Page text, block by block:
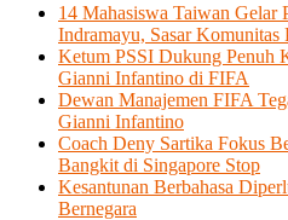
14 Mahasiswa Taiwan Gelar
Indramayu, Sasar Komunitas
Ketum PSSI Dukung Penuh
Gianni Infantino di FIFA
Dewan Manajemen FIFA
Gianni Infantino
Coach Deny Sartika Fokus
Bangkit di Singapore Stop
Kesantunan Berbahasa
Bernegara